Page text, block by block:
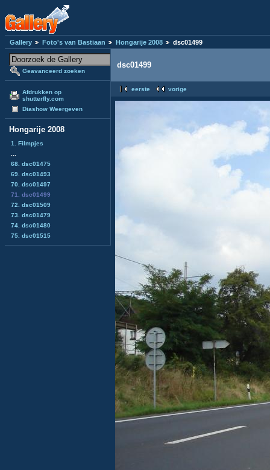
Gallery Foto's van Bastiaan Hongarije 2008 dsc01499
Geavanceerd zoeken
Afdrukken op
shutterfly.com
Diashow Weergeven
Hongarije 2008
1. Filmpjes
68. dsc01475
69. dsc01493
70. dsc01497
71. dsc01499
72. dsc01509
73. dsc01479
74. dsc01480
75. dsc01515
dsc01499
eerste vorige